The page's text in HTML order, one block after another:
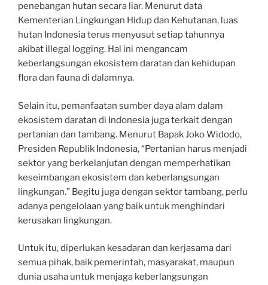
penebangan hutan secara liar. Menurut data
Kementerian Lingkungan Hidup dan Kehutanan, luas
hutan Indonesia terus menyusut setiap tahunnya
akibat illegal logging. Hal ini mengancam
keberlangsungan ekosistem daratan dan kehidupan
flora dan fauna di dalamnya.
Selain itu, pemanfaatan sumber daya alam dalam
ekosistem daratan di Indonesia juga terkait dengan
pertanian dan tambang. Menurut Bapak Joko Widodo,
Presiden Republik Indonesia, “Pertanian harus menjadi
sektor yang berkelanjutan dengan memperhatikan
keseimbangan ekosistem dan keberlangsungan
lingkungan.” Begitu juga dengan sektor tambang, perlu
adanya pengelolaan yang baik untuk menghindari
kerusakan lingkungan.
Untuk itu, diperlukan kesadaran dan kerjasama dari
semua pihak, baik pemerintah, masyarakat, maupun
dunia usaha untuk menjaga keberlangsungan